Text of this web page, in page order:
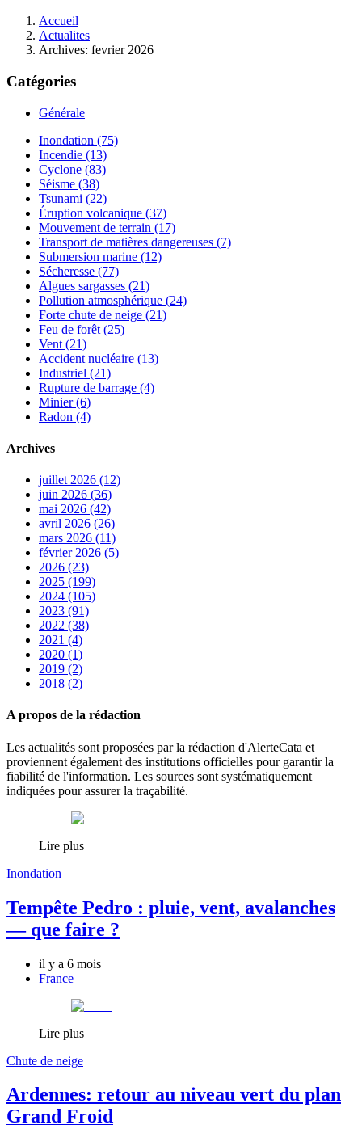
Accueil
Actualites
Archives: fevrier 2026
Catégories
Générale
Inondation (75)
Incendie (13)
Cyclone (83)
Séisme (38)
Tsunami (22)
Éruption volcanique (37)
Mouvement de terrain (17)
Transport de matières dangereuses (7)
Submersion marine (12)
Sécheresse (77)
Algues sargasses (21)
Pollution atmosphérique (24)
Forte chute de neige (21)
Feu de forêt (25)
Vent (21)
Accident nucléaire (13)
Industriel (21)
Rupture de barrage (4)
Minier (6)
Radon (4)
Archives
juillet 2026 (12)
juin 2026 (36)
mai 2026 (42)
avril 2026 (26)
mars 2026 (11)
février 2026 (5)
2026 (23)
2025 (199)
2024 (105)
2023 (91)
2022 (38)
2021 (4)
2020 (1)
2019 (2)
2018 (2)
A propos de la rédaction
Les actualités sont proposées par la rédaction d'AlerteCata et
proviennent également des institutions officielles pour garantir la
fiabilité de l'information. Les sources sont systématiquement
indiquées pour assurer la traçabilité.
Lire plus
Inondation
Tempête Pedro : pluie, vent, avalanches
— que faire ?
il y a 6 mois
France
Lire plus
Chute de neige
Ardennes: retour au niveau vert du plan
Grand Froid